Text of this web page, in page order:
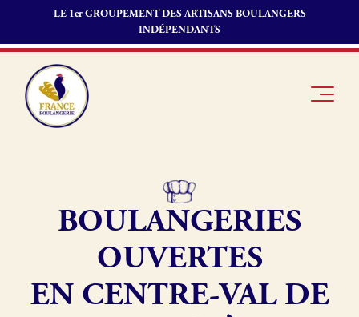
LE 1er GROUPEMENT DES ARTISANS BOULANGERS
INDÉPENDANTS
Je suis
Je découvre
Boulangerie
Offres
Fonds de
Je suis
BOULANGERIES
OUVERTES
EN CENTRE-VAL DE